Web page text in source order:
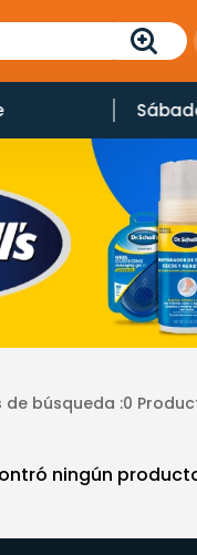
de búsqueda :0
ningún